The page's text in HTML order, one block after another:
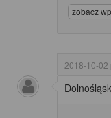
zobacz
2018-10-02